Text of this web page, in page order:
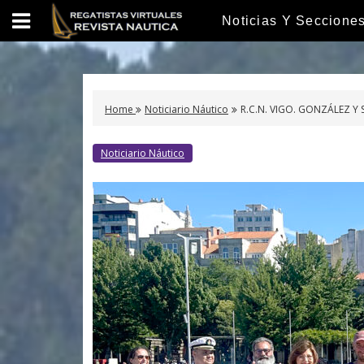
i
Noticias Y Secciones
Home Noticiario Náutico R.C.N. VIGO. GONZÁLEZ Y
Noticiario Náutico